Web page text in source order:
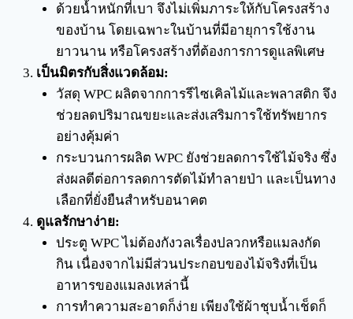
ด้วยน้ำหนักที่เบา จึงไม่เพิ่มภาระให้กับโครงสร้าง
ของบ้าน โดยเฉพาะในบ้านที่มีอายุการใช้งาน
ยาวนาน หรือโครงสร้างที่ต้องการการดูแลพิเศษ
เป็นมิตรกับสิ่งแวดล้อม:
วัสดุ WPC ผลิตจากการรีไซเคิลไม้และพลาสติก จึง
ช่วยลดปริมาณขยะและส่งเสริมการใช้ทรัพยากร
อย่างคุ้มค่า
กระบวนการผลิต WPC ยังช่วยลดการใช้ไม้จริง ซึ่ง
ส่งผลดีต่อการลดการตัดไม้ทำลายป่า และเป็นทาง
เลือกที่ยั่งยืนสำหรับอนาคต
ดูแลรักษาง่าย:
ประตู WPC ไม่ต้องกังวลเรื่องปลวกหรือแมลงกัด
กิน เนื่องจากไม่มีส่วนประกอบของไม้จริงที่เป็น
อาหารของแมลงเหล่านี้
การทำความสะอาดก็ง่าย เพียงใช้ผ้าชุบน้ำเช็ดก็